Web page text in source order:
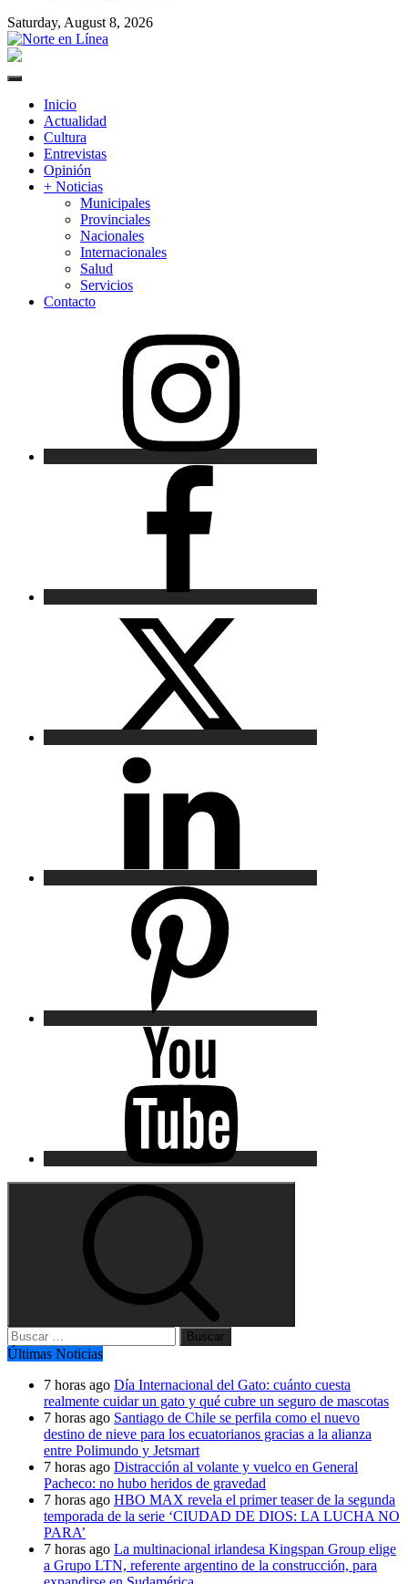
Saturday, August 8, 2026
Primary
Inicio
Actualidad
Cultura
Entrevistas
Opinión
+ Noticias
Municipales
Provinciales
Nacionales
Internacionales
Salud
Servicios
Contacto
Buscar:
Últimas Noticias
7 horas ago Día Internacional del Gato: cuánto cuesta
realmente cuidar un gato y qué cubre un seguro de mascotas
7 horas ago Santiago de Chile se perfila como el nuevo
destino de nieve para los ecuatorianos gracias a la alianza
entre Polimundo y Jetsmart
7 horas ago Distracción al volante y vuelco en General
Pacheco: no hubo heridos de gravedad
7 horas ago HBO MAX revela el primer teaser de la segunda
temporada de la serie ‘CIUDAD DE DIOS: LA LUCHA NO
PARA’
7 horas ago La multinacional irlandesa Kingspan Group elige
a Grupo LTN, referente argentino de la construcción, para